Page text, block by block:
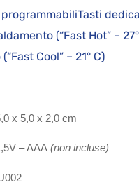
(“Fast Hot” –
Cool” – 21° C)
x 5,0 x 2,0 cm
– AAA(non incluse)